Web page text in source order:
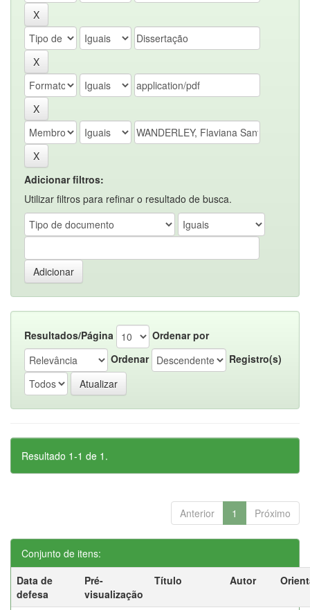
Adicionar filtros:
Utilizar filtros para refinar o resultado de busca.
Resultados/Página
Ordenar por
Ordenar
Registro(s)
Resultado 1-1 de 1.
Anterior 1 Próximo
Conjunto de itens:
Data de
defesa
Pré-
visualização
Título Autor